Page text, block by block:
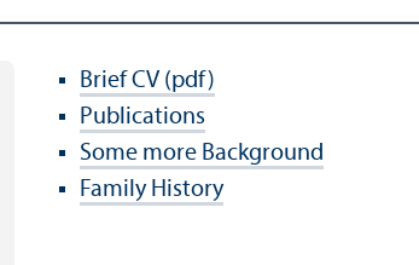
Brief CV (pdf)
Publications
Some more Background
Family History